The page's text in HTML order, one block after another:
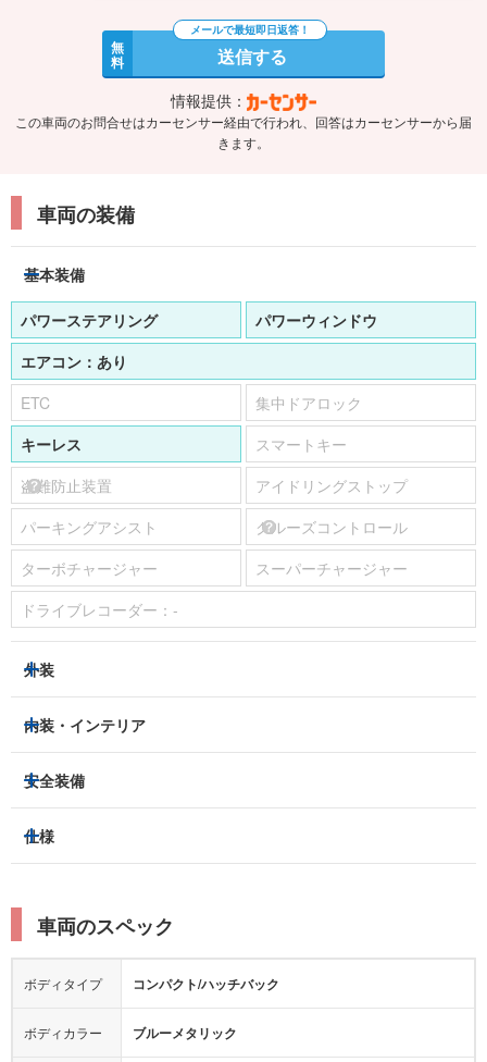
無
料 送信する
情報提供：
この車両のお問合せはカーセンサー経由で行われ、回答はカーセンサーから届
きます。
車両の装備
基本装備
パワーステアリング
パワーウィンドウ
エアコン： あり
ETC
集中ドアロック
キーレス
スマートキー
盗難防止装置
アイドリングストップ
パーキングアシスト
クルーズコントロール
ターボチャージャー
スーパーチャージャー
ドライブレコーダー： -
外装
ヘッドライト
アルミホイール：-
サンルーフ/ガラスルーフ
ルーフレール
エアロパーツ
ローダウン
内装・インテリア
3列シート
ベンチシート
パワーシート
シートヒーター
カーナビ：-
安全装備
トラクションコントロール
レーンキープアシスト
横滑り防止装置
衝突被害軽減プレーキ
カメラ：-
エアバッグ：
ダブルエアバッグ
仕様
車両のスペック
ボディタイプ コンパクト/ハッチバック
ボディカラー ブルーメタリック